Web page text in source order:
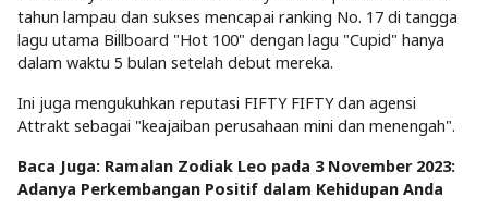
tahun lampau dan sukses mencapai ranking No. 17 di tangga
lagu utama Billboard "Hot 100" dengan lagu "Cupid" hanya
dalam waktu 5 bulan setelah debut mereka.
Ini juga mengukuhkan reputasi FIFTY FIFTY dan agensi
Attrakt sebagai "keajaiban perusahaan mini dan menengah".
Baca Juga: Ramalan Zodiak Leo pada 3 November 2023:
Adanya Perkembangan Positif dalam Kehidupan Anda